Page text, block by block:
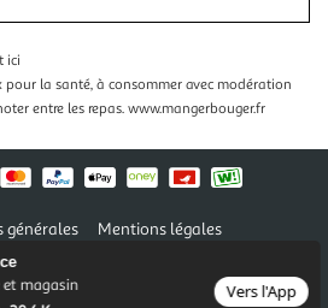
magasin
Vers l'App
ici
pour la santé, à consommer avec modération
entre les repas. www.mangerbouger.fr
générales
Mentions légales
promotions
Informations légales marketplace